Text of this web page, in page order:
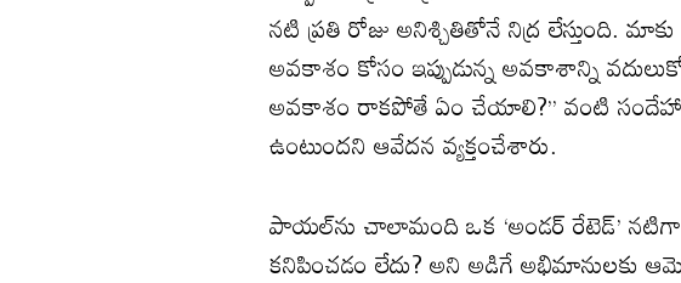
నటి ప్రతి రోజు అనిశ్చితితోనే నిద్ర
అవకాశం కోసం ఇప్పుడున్న అవకాశాన్ని
అవకాశం రాకపోతే ఏం చేయాలి?’’ వంటి
ఉంటుందని ఆవేదన వ్యక్తంచేశారు.
పాయల్‌ను చాలామంది ఒక ‘అండర్‌ రేటెడ్‌’ నటిగా
కనిపించడం లేదు? అని అడిగే అభిమానులకు